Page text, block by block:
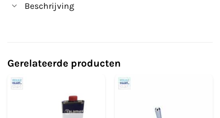
Beschrijving
Gerelateerde producten